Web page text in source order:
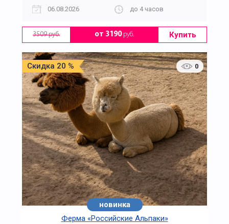
06.08.2026 до 4 часов
3509 руб. от 3190руб. Купить
Скидка 20 % 0
новинка
Ферма «Российские Альпаки»